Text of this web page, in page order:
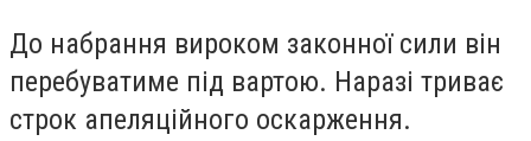
До набрання вироком законної сили він
перебуватиме під вартою. Наразі триває
строк апеляційного оскарження.